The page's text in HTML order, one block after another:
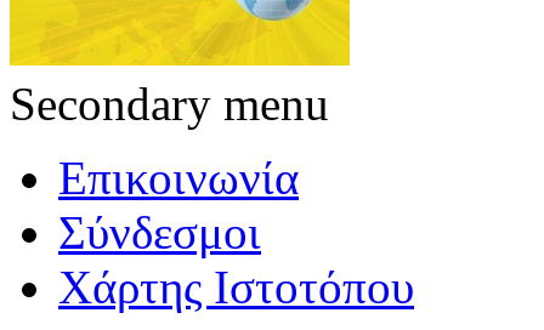
Secondary menu
Επικοινωνία
Σύνδεσμοι
Χάρτης Ιστοτόπου